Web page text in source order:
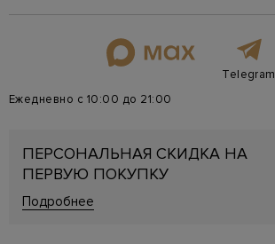
Telegram
Ежедневно с 10:00 до 21:00
ПЕРСОНАЛЬНАЯ СКИДКА НА
ПЕРВУЮ ПОКУПКУ
Подробнее